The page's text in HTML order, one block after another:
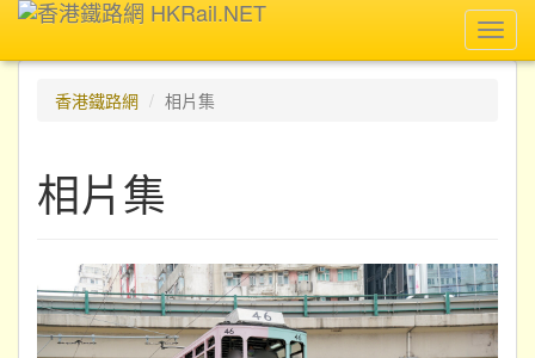
香港鐵路網
相片集
相片集